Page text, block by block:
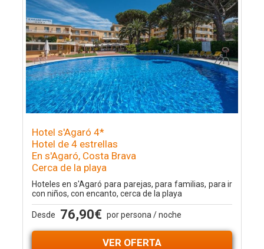
Hotel s'Agaró 4*
Hotel de 4 estrellas
En s'Agaró, Costa Brava
Cerca de la playa
Hoteles en s'Agaró para parejas, para familias, para ir
con niños, con encanto, cerca de la playa
Desde 76,90€ por persona / noche
VER OFERTA